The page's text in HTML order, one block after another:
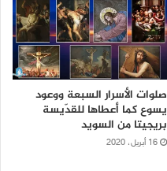
صلوات الأسرار السبعة ووعود
يسوع كما أعطاها للقدّيسة
بريجيتا من السويد
16 أبريل، 2020